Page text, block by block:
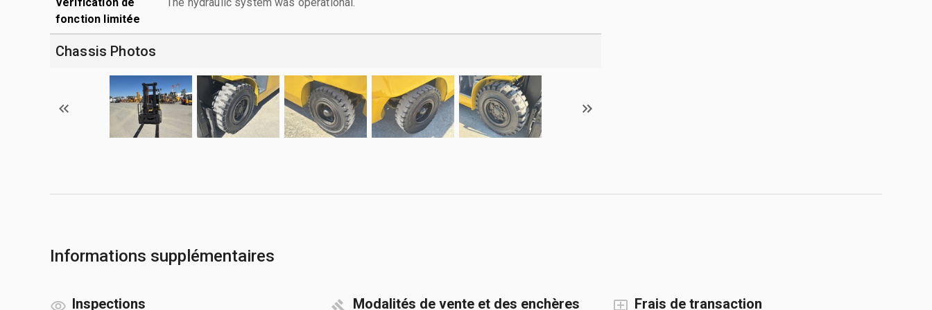
fonction limitée
Chassis Photos
Informations supplémentaires
Inspections Modalités de vente et des enchères Frais de transaction